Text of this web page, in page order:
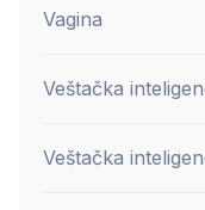
Vagina
Veštačka
Veštačka